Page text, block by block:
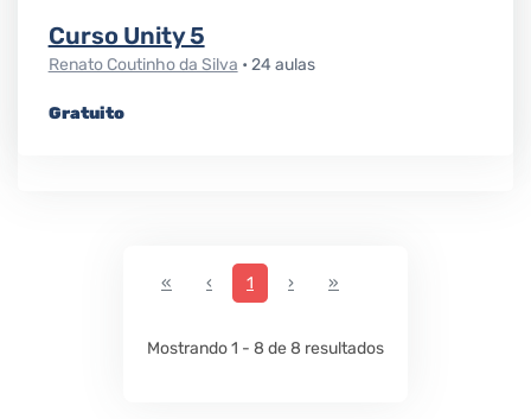
Curso Unity 5
Renato Coutinho da Silva • 24 aulas
Gratuito
« ‹ Previous
1 ›Next»
Mostrando 1 - 8 de 8 resultados